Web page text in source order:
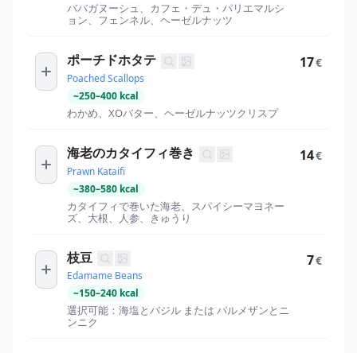
ババガヌーシュ、カフェ・デュ・パリエマルシ
ョン、フェンネル、ヘーゼルナッツ
ポーチドホタテ
Poached Scallops
~250–400 kcal
わかめ、XOバター、ヘーゼルナッツクリスプ
17€
海老のカタイフィ巻き
Prawn Kataifi
~380–580 kcal
カタイフィで巻いた海老、スパイシーマヨネー
ズ、大根、人参、きゅうり
14€
枝豆
Edamame Beans
~150–240 kcal
選択可能：海塩とバジル または パルメザンとニ
ンニク
7€